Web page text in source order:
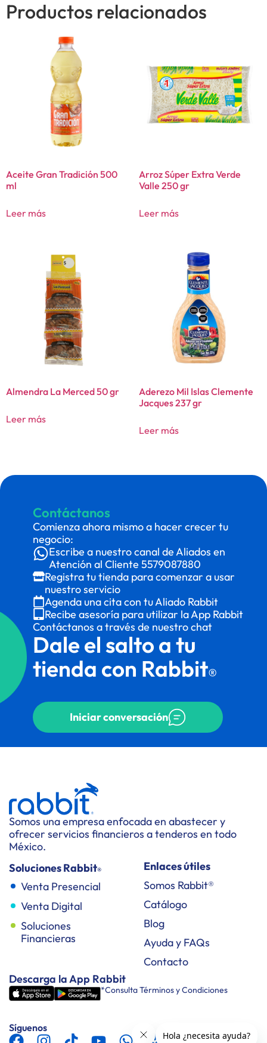
Productos relacionados
Aceite Gran Tradición 500
ml
Leer más
Arroz Súper Extra Verde
Valle 250 gr
Leer más
Almendra La Merced 50 gr
Leer más
Aderezo Mil Islas Clemente
Jacques 237 gr
Leer más
Contáctanos
Comienza ahora mismo a hacer crecer tu
negocio:
Escribe a nuestro canal de Aliados en
Atención al Cliente 5579087880
Registra tu tienda para comenzar a usar
nuestro servicio
Agenda una cita con tu Aliado Rabbit
Recibe asesoría para utilizar la App Rabbit
Contáctanos a través de nuestro chat
Dale el salto a tu
tienda con Rabbit®
Iniciar conversación
Somos una empresa enfocada en abastecer y
ofrecer servicios financieros a tenderos en todo
México.
Soluciones Rabbit®
Venta Presencial
Venta Digital
Soluciones
Financieras
Enlaces útiles
Somos Rabbit®
Catálogo
Blog
Ayuda y FAQs
Contacto
Descarga la App Rabbit
*Consulta Términos y Condiciones
Síguenos